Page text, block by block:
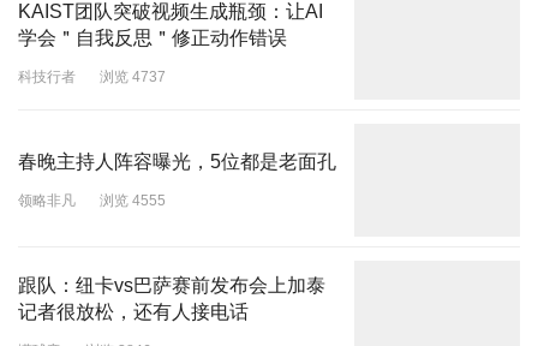
KAIST团队突破视频生成瓶颈：让AI
学会＂自我反思＂修正动作错误
科技行者 浏览 4737
春晚主持人阵容曝光，5位都是老面孔
领略非凡 浏览 4555
跟队：纽卡vs巴萨赛前发布会上加泰
记者很放松，还有人接电话